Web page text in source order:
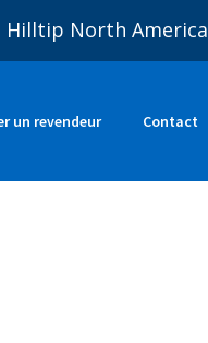
Hilltip North America
un revendeur Contact